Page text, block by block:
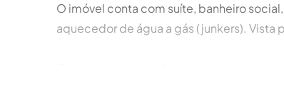
O imóvel conta com suíte, banheiro
aquecedor de água a gás (junkers).